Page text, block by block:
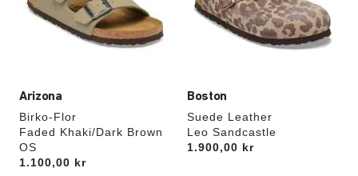
Arizona
Birko-Flor
Faded Khaki/Dark Brown
OS
Price:
1.100,00 kr
oppdatere
produktbildet
Boston
Suede Leather
Leo Sandcastle
Price:
1.900,00 kr
oppdatere
produktbildet